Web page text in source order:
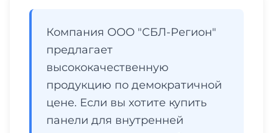
Компания ООО "СБЛ-Регион"
предлагает
высококачественную
продукцию по демократичной
цене. Если вы хотите купить
панели для внутренней